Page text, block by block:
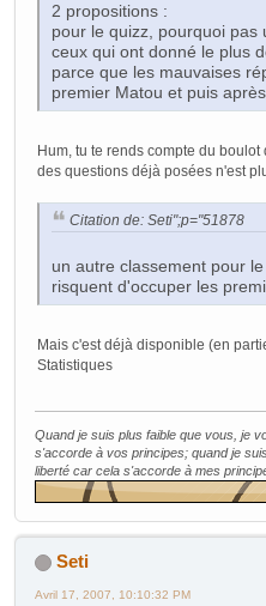
2 propositions :
pour le quizz, pourquoi pas
ceux qui ont donné le plus
parce que les mauvaises
premier Matou et puis
Hum, tu te rends compte du
des questions déjà posées n'est
Citation de: Seti";p="51878
un autre classement pour
risquent d'occuper les
Mais c'est déjà disponible (en
Statistiques
Quand je suis plus faible que vous, je
s'accorde à vos principes; quand je
liberté car cela s'accorde à mes
Seti
Avril 17, 2007, 10:10:32 PM